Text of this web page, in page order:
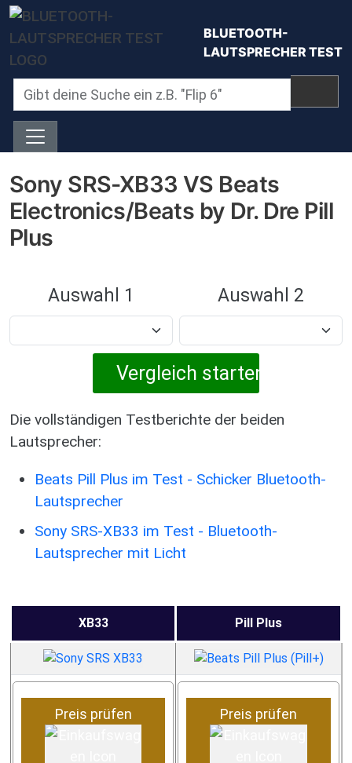
Direkt zum Inhalt
BLUETOOTH-
LAUTSPRECHER TEST
Sony SRS-XB33 VS Beats
Electronics/Beats by Dr. Dre Pill
Plus
Auswahl 1 Auswahl 2
Die vollständigen Testberichte der beiden
Lautsprecher:
Beats Pill Plus im Test - Schicker Bluetooth-
Lautsprecher
Sony SRS-XB33 im Test - Bluetooth-
Lautsprecher mit Licht
XB33 Pill Plus
Preis prüfen Preis prüfen